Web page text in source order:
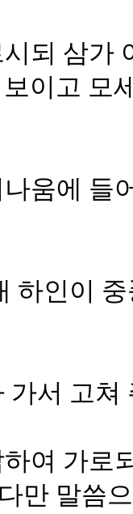
되 삼가
이고 모
움에 들
하인이
서 고쳐
여 가로
만 말씀